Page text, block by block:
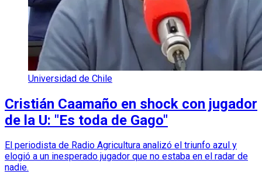
Universidad de Chile
Cristián Caamaño en shock con jugador
de la U: "Es toda de Gago"
El periodista de Radio Agricultura analizó el triunfo azul y
elogió a un inesperado jugador que no estaba en el radar de
nadie.